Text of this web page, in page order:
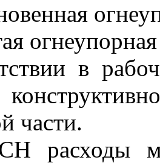
в
части.
расходы